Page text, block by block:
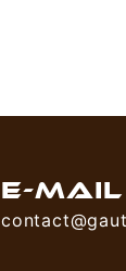
E-MAIL